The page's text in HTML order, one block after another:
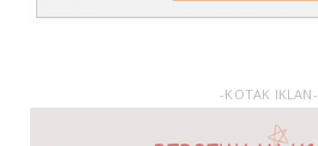
-KOTAK IKLAN-